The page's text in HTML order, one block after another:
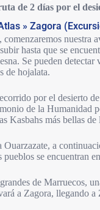
de 2 días por el
» Zagora
comenzaremos nuestra
hasta que se
Se pueden detectar
de hojalata.
por el desierto
de la
Kasbahs más bellas
a
pueblos se encuentran
de Marruecos,
a Zagora, llegando a